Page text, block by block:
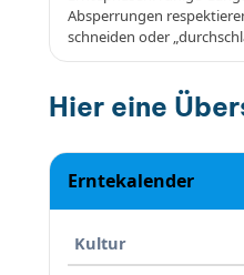
Absperrungen
schneiden oder
Hier eine
Erntekalender
Kultur